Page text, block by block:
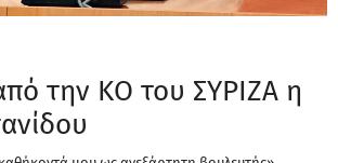
την ΚΟ του ΣΥΡΙΖΑ η